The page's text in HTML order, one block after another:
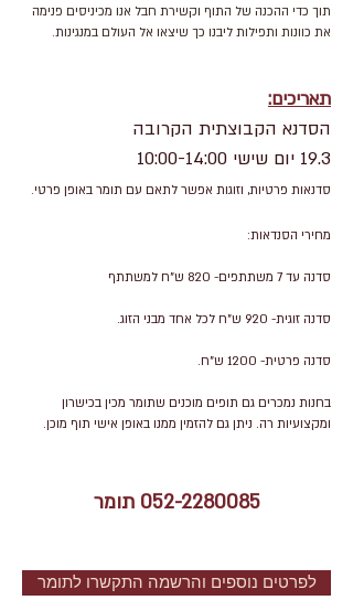
תוך כדי ההכנה של התוף וקשירת חבל אנו מכיניסים פנימה
את כוונות ותפילות ליבנו כך שיצאו אל העולם במנגינות.
תאריכים:
הסדנא הקבוצתית הקרובה
19.3 יום שישי 10:00-14:00
סדנאות פרטיות, וזוגות אפשר לתאם עם תומר באופן פרטי.
מחירי הסנדאות:
סדנה עד 7 משתתפים- 820 ש"ח למשתתף
סדנה זוגית- 920 ש"ח לכל אחד מבני הזוג.
סדנה פרטית- 1200 ש"ח.
בחנות נמכרים גם תופים מוכנים שתומר מכין בכישרון
ומקצועיות רה. ניתן גם להזמין ממנו באופן אישי תוף מוכן.
052-2280085 תומר
לפרטים נוספים והרשמה התקשרו לתומר